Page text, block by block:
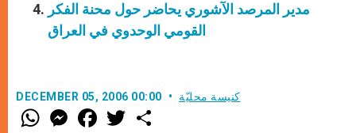
مدير المرصد الآشوري يحاضر حول محنة الفكر
القومي الوحدوي في العراق
DECEMBER 05, 2006 00:00 كنيسة محليّة
W
h
M
e
F
a w